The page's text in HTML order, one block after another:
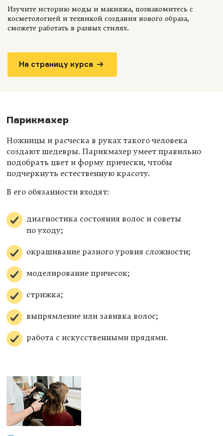
Изучите историю моды и макияжа, познакомитесь с
косметологией и техникой создания нового образа,
сможете работать в разных стилях.
На страницу курса
Парикмахер
Ножницы и расческа в руках такого человека
создают шедевры. Парикмахер умеет правильно
подобрать цвет и форму прически, чтобы
подчеркнуть естественную красоту.
В его обязанности входят:
диагностика состояния волос и советы
по уходу;
окрашивание разного уровня сложности;
моделирование причесок;
стрижка;
выпрямление или завивка волос;
работа с искусственными прядями.